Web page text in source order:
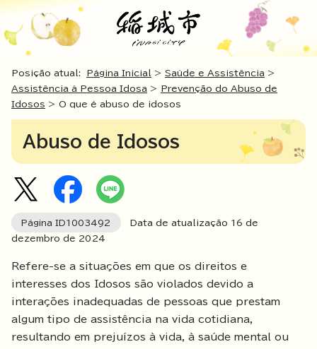
Posição atual: Página Inicial > Saúde e Assistência >
Assistência à Pessoa Idosa >
Prevenção do Abuso de
Idosos > O que é abuso de idosos
Abuso de Idosos
Página ID1003492 Data de atualização 16 de
dezembro de 2024
Refere-se a situações em que os direitos e
interesses dos Idosos são violados devido a
interações inadequadas de pessoas que prestam
algum tipo de assistência na vida cotidiana,
resultando em prejuízos à vida, à saúde mental ou